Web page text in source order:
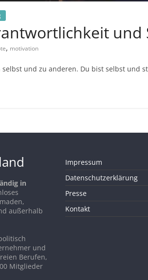
, motivation
und zu anderen. Du bist selbst und
in
außerhalb
und
Berufen,
Mitglieder
Impressum
Datenschutzerklärung
Presse
Kontakt